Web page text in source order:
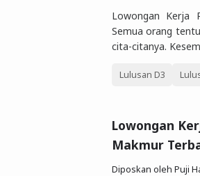
Lowongan Kerja
Semua orang
cita-citanya.
Lulusan D3
Lowongan
Makmur
Diposkan oleh Puji